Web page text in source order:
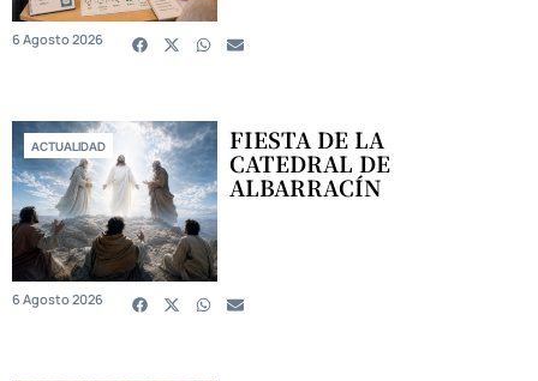
6 Agosto 2026
ACTUALIDAD FIESTA DE LA
CATEDRAL DE
ALBARRACÍN
6 Agosto 2026